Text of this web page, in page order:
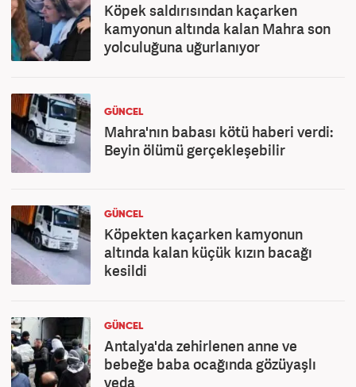
Köpek saldırısından kaçarken
kamyonun altında kalan Mahra son
yolculuğuna uğurlanıyor
GÜNCEL
Mahra'nın babası kötü haberi verdi:
Beyin ölümü gerçekleşebilir
GÜNCEL
Köpekten kaçarken kamyonun
altında kalan küçük kızın bacağı
kesildi
GÜNCEL
Antalya'da zehirlenen anne ve
bebeğe baba ocağında gözüyaşlı
veda